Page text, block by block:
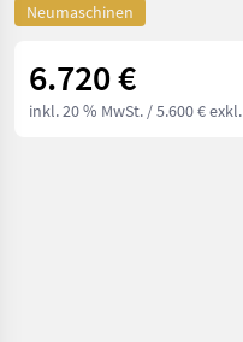
Neumaschinen
6.720 €
inkl. 20 % MwSt. / 5.600 €